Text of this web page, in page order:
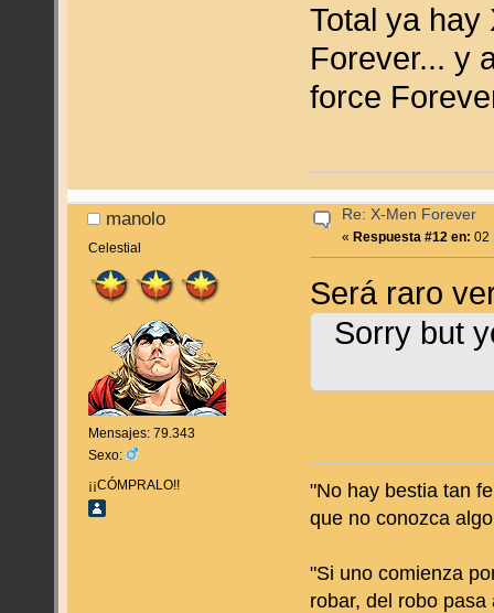
Total ya hay
Forever... y
force
manolo
Celestial
Mensajes: 79.343
Sexo:
¡¡CÓMPRALO!!
Re: X-Men Forever
« Respuesta #12 en: 02
Será raro
Sorry but
"No hay bestia tan
que no conozca
"Si uno comienza
robar, del robo